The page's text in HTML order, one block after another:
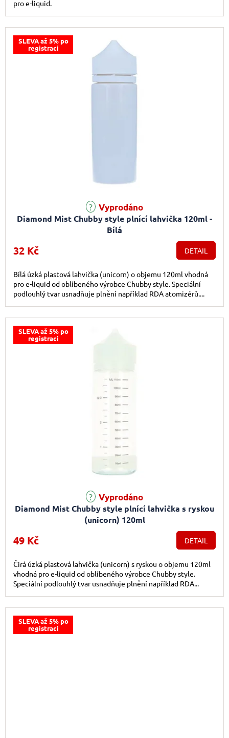
pro e-liquid.
SLEVA až 5% po
registraci
Diamond Mist Chubby style plnící lahvička 120ml -
Bílá
Vyprodáno
32 Kč DETAIL
Bílá úzká plastová lahvička (unicorn) o objemu 120ml vhodná
pro e-liquid od oblíbeného výrobce Chubby style. Speciální
podlouhlý tvar usnadňuje plnění například RDA atomizérů....
SLEVA až 5% po
registraci
Diamond Mist Chubby style plnící lahvička s ryskou
(unicorn) 120ml
Průměrné hodnocení produktu je 5,0 z 5 hvězdiček.
Vyprodáno
49 Kč DETAIL
Čirá úzká plastová lahvička (unicorn) s ryskou o objemu 120ml
vhodná pro e-liquid od oblíbeného výrobce Chubby style.
Speciální podlouhlý tvar usnadňuje plnění například RDA...
SLEVA až 5% po
registraci